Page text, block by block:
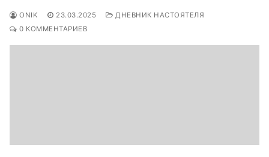
ONIK 23.03.2025
ДНЕВНИК НАСТОЯТЕЛЯ
0 КОММЕНТАРИЕВ